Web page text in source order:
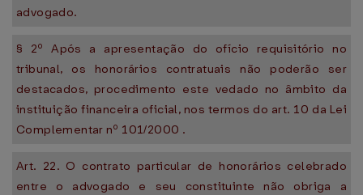
advogado.
§ 2º Após a apresentação do ofício requisitório no
tribunal, os honorários contratuais não poderão ser
destacados, procedimento este vedado no âmbito da
instituição financeira oficial, nos termos do art. 10 da Lei
Complementar nº 101/2000 .
Art. 22. O contrato particular de honorários celebrado
entre o advogado e seu constituinte não obriga a